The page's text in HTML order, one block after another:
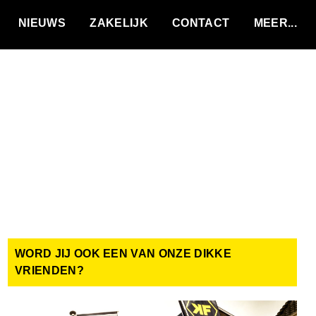
NIEUWS ZAKELIJK CONTACT
WORD JIJ OOK EEN VAN ONZE DIKKE
VRIENDEN?